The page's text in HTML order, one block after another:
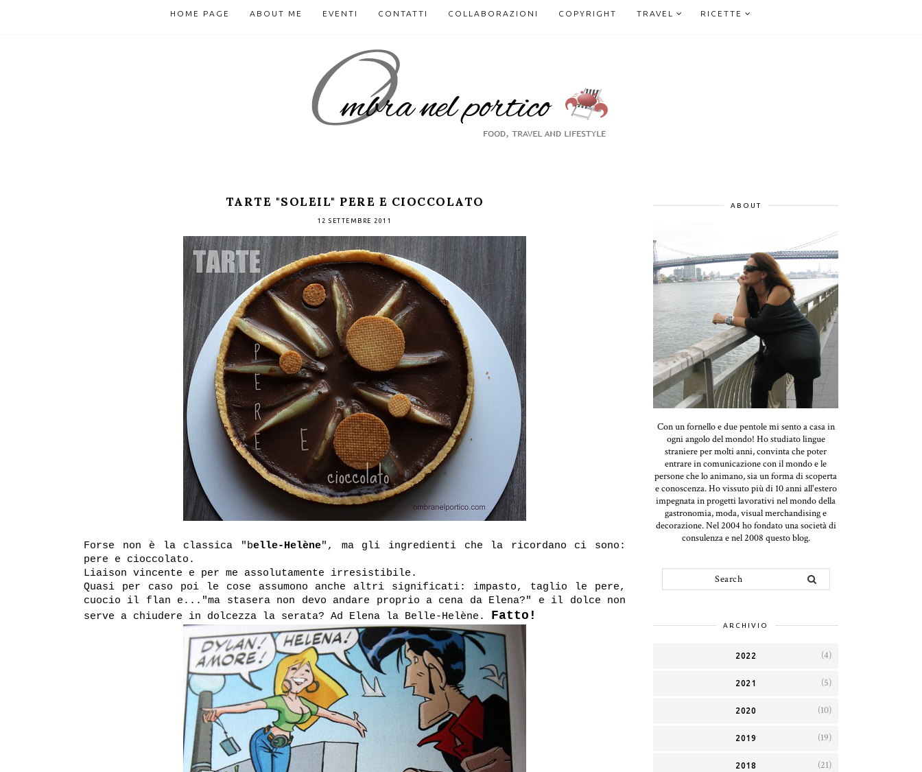
HOME PAGE ABOUT ME EVENTI CONTATTI COLLABORAZIONI COPYRIGHT TRAVEL RICETTE
TARTE "SOLEIL" PERE E CIOCCOLATO
12 SETTEMBRE 2011
Forse non è la classica "belle-Helène", ma gli ingredienti che la ricordano ci sono:
pere e cioccolato.
Liaison vincente e per me assolutamente irresistibile.
Quasi per caso poi le cose assumono anche altri significati: impasto, taglio le pere,
cuocio il flan e..."ma stasera non devo andare proprio a cena da Elena?" e il dolce non
serve a chiudere in dolcezza la serata? Ad Elena la Belle-Helène. Fatto!
ABOUT
Con un fornello e due pentole mi sento a casa in
ogni angolo del mondo! Ho studiato lingue
straniere per molti anni, convinta che poter
entrare in comunicazione con il mondo e le
persone che lo animano, sia un forma di scoperta
e conoscenza. Ho vissuto più di 10 anni all'estero
impegnata in progetti lavorativi nel mondo della
gastronomia, moda, visual merchandising e
decorazione. Nel 2004 ho fondato una società di
consulenza e nel 2008 questo blog.
ARCHIVIO
2022 (4)
2021 (5)
2020 (10)
2019 (19)
2018 (21)